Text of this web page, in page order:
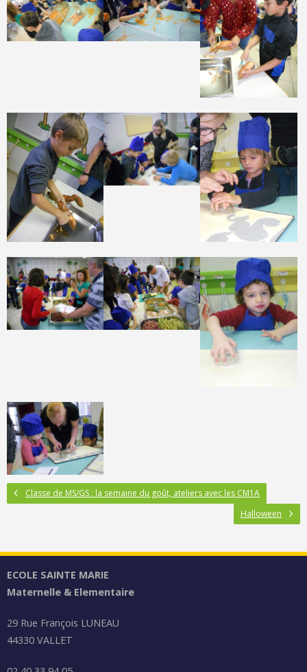
Classe de MS/GS : la semaine du goût, ateliers avec les CM1A
Halloween
ECOLE SAINTE MARIE
Maternelle & Elementaire
29 Rue François LUNEAU
44330 VALLET